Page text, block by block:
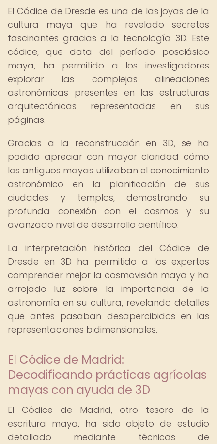
El Códice de Dresde es una de las joyas de la
cultura maya que ha revelado secretos
fascinantes gracias a la tecnología 3D. Este
códice, que data del período posclásico
maya, ha permitido a los investigadores
explorar las complejas alineaciones
astronómicas presentes en las estructuras
arquitectónicas representadas en sus
páginas.
Gracias a la reconstrucción en 3D, se ha
podido apreciar con mayor claridad cómo
los antiguos mayas utilizaban el conocimiento
astronómico en la planificación de sus
ciudades y templos, demostrando su
profunda conexión con el cosmos y su
avanzado nivel de desarrollo científico.
La interpretación histórica del Códice de
Dresde en 3D ha permitido a los expertos
comprender mejor la cosmovisión maya y ha
arrojado luz sobre la importancia de la
astronomía en su cultura, revelando detalles
que antes pasaban desapercibidos en las
representaciones bidimensionales.
El Códice de Madrid:
Decodificando prácticas agrícolas
mayas con ayuda de 3D
El Códice de Madrid, otro tesoro de la
escritura maya, ha sido objeto de estudio
detallado mediante técnicas de